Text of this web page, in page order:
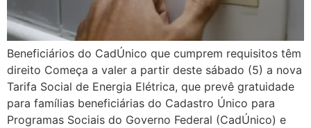
Beneficiários do CadÚnico que cumprem requisitos têm
direito Começa a valer a partir deste sábado (5) a nova
Tarifa Social de Energia Elétrica, que prevê gratuidade
para famílias beneficiárias do Cadastro Único para
Programas Sociais do Governo Federal (CadÚnico) e